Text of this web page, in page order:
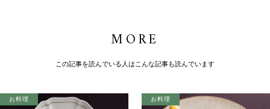
MORE
この記事を読んでいる人はこんな記事も読んでいます
お料理 お料理